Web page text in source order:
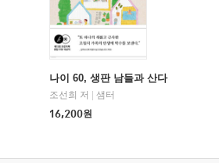
나이 60, 생판 남들과 산다
조선희 저
샘터
16,200원